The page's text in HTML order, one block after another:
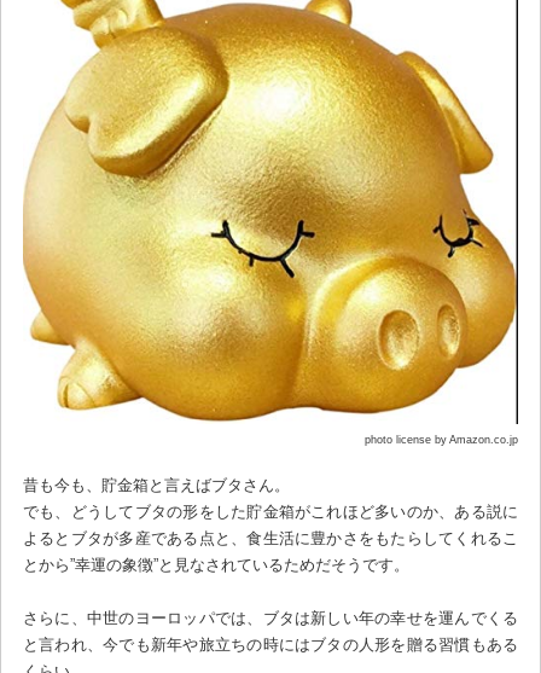
photo license by Amazon.co.jp
昔も今も、貯金箱と言えばブタさん。
でも、どうしてブタの形をした貯金箱がこれほど多いのか、ある説に
よるとブタが多産である点と、食生活に豊かさをもたらしてくれるこ
とから”幸運の象徴”と見なされているためだそうです。
さらに、中世のヨーロッパでは、ブタは新しい年の幸せを運んでくる
と言われ、今でも新年や旅立ちの時にはブタの人形を贈る習慣もある